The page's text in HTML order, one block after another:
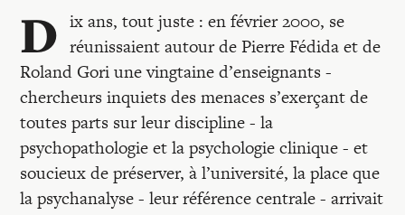
Auteurs
Blocs-notes
Recherches
D ix ans, tout juste : en février 2000, se
réunissaient autour de Pierre Fédida et de
Roland Gori une vingtaine d’enseignants -
chercheurs inquiets des menaces s’exerçant de
toutes parts sur leur discipline - la
psychopathologie et la psychologie clinique - et
soucieux de préserver, à l’université, la place que
la psychanalyse - leur référence centrale - arrivait